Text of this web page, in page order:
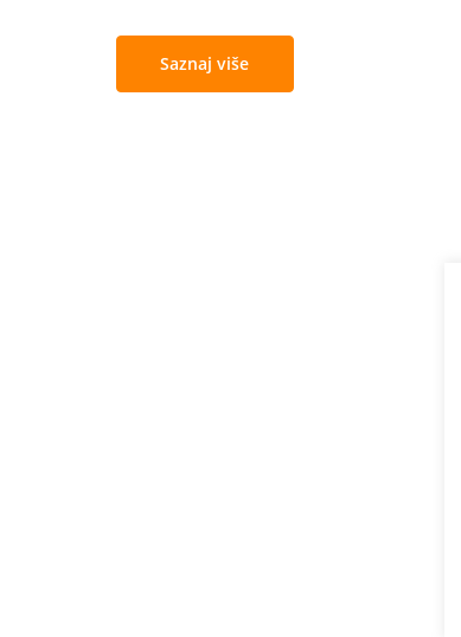
Saznaj više